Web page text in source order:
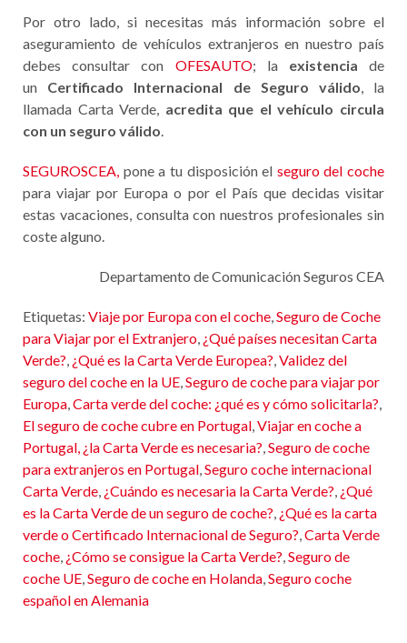
Por otro lado, si necesitas más información sobre el
aseguramiento de vehículos extranjeros en nuestro país
debes consultar con OFESAUTO; la existencia de
un Certificado Internacional de Seguro válido , la
llamada Carta Verde, acredita que el vehículo circula
con un seguro válido
SEGUROSCEA, pone a tu disposición el seguro del coche
para viajar por Europa o por el País que decidas visitar
estas vacaciones, consulta con nuestros profesionales sin
coste alguno.
Departamento de Comunicación Seguros CEA
Etiquetas: Viaje por Europa con el coche Seguro de Coche
para Viajar por el Extranjero ¿Qué países necesitan Carta
Verde? ¿Qué es la Carta Verde Europea? Validez del
seguro del coche en la UE Seguro de coche para viajar por
Europa Carta verde del coche: ¿qué es y cómo solicitarla?
El seguro de coche cubre en Portugal Viajar en coche a
Portugal, ¿la Carta Verde es necesaria? Seguro de coche
para extranjeros en Portugal Seguro coche internacional
Carta Verde ¿Cuándo es necesaria la Carta Verde? ¿Qué
es la Carta Verde de un seguro de coche? ¿Qué es la carta
verde o Certificado Internacional de Seguro? Carta Verde
coche ¿Cómo se consigue la Carta Verde? Seguro de
coche UE Seguro de coche en Holanda Seguro coche
español en Alemania